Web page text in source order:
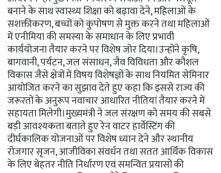
बनाने के साथ स्वास्थ्य शिक्षा को बढ़ावा देने, महिलाओं के
सशक्तीकरण, बच्चों को कुपोषण से मुक्त करने तथा महिलाओं
में एनीमिया की समस्या के समाधान के लिए प्रभावी
कार्ययोजना तैयार करने पर विशेष जोर दिया।उन्होंने कृषि,
बागवानी, पर्यटन, जल संसाधन, जैव विविधता और कौशल
विकास जैसे क्षेत्रों में विषय विशेषज्ञों के साथ नियमित सेमिनार
आयोजित करने का सुझाव देते हुए कहा कि इससे राज्य की
जरूरतों के अनुरूप नवाचार आधारित नीतियां तैयार करने में
सहायता मिलेगी।मुख्यमंत्री ने जल संरक्षण को समय की सबसे
बड़ी आवश्यकता बताते हुए रेन वाटर हार्वेस्टिंग की
दीर्घकालिक योजनाओं पर विशेष ध्यान देने और स्थानीय
रोजगार सृजन, आजीविका संवर्धन तथा सतत आर्थिक विकास
के लिए बेहतर नीति निर्धारण एवं समन्वित प्रयासों की